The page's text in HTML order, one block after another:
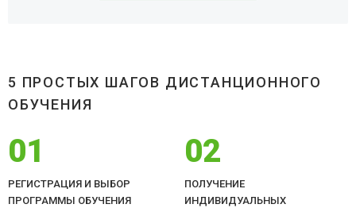
5 ПРОСТЫХ ШАГОВ ДИСТАНЦИОННОГО
ОБУЧЕНИЯ
01
РЕГИСТРАЦИЯ И ВЫБОР
ПРОГРАММЫ ОБУЧЕНИЯ
02
ПОЛУЧЕНИЕ
ИНДИВИДУАЛЬНЫХ